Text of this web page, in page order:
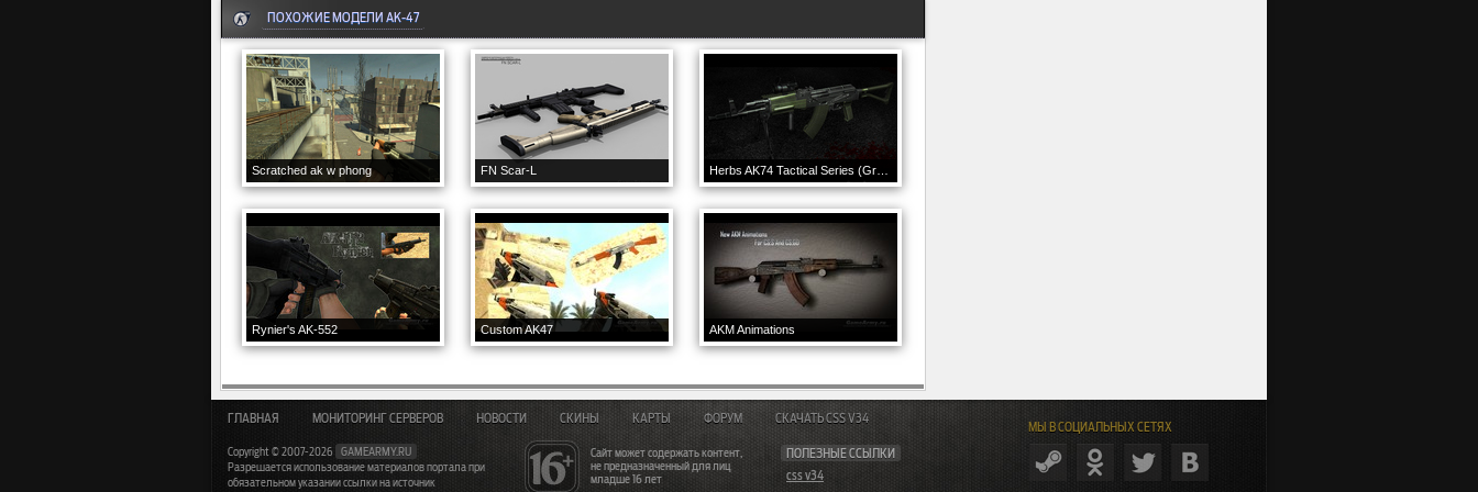
ПОХОЖИЕ МОДЕЛИ AK-47
Scratched ak w phong FN Scar-L
Rynier's AK-552 Custom AK47 AKM Animations
МЫ В СОЦИАЛЬНЫХ СЕТЯХ
Сайт может содержать контент,
не предназначенный для лиц
младше 16 лет
ПОЛЕЗНЫЕ ССЫЛКИ
css v34
ГЛАВНАЯ МОНИТОРИНГ СЕРВЕРОВ НОВОСТИ СКИНЫ КАРТЫ ФОРУМ СКАЧАТЬ CSS V34
Copyright © 2007-2026
GAMEARMY.RU
Разрешается использование материалов портала при
обязательном указании ссылки на источник